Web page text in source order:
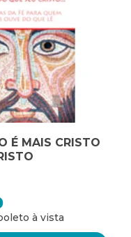
É MAIS CRISTO